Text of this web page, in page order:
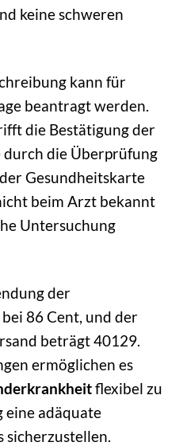
keine schweren
kann für
beantragt werden.
die Bestätigung der
durch die Überprüfung
Gesundheitskarte
beim Arzt bekannt
Untersuchung
der
86 Cent, und der
beträgt 40129.
ermöglichen es
flexibel zu
eine adäquate
sicherzustellen.